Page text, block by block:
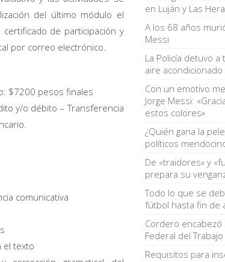
del último módulo el
de participación y
por correo electrónico.
$7200 pesos finales
y/o débito – Transferencia
comunicativa
el texto
en Luján y Las
A los 68 años
Messi
La Policía detuvo
aire
Con un emotivo
Jorge Messi:
estos colores»
¿Quién gana la
políticos
De «traidores» y
prepara su
Todo lo que se
fútbol hasta fin de
Cordero
Federal del Trabajo
Requisitos para